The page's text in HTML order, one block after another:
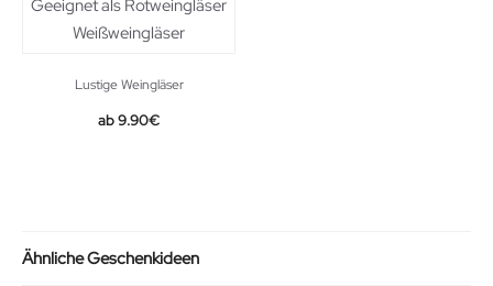
Lustige Weingläser
Original
9.90€Current
Ähnliche Geschenkideen